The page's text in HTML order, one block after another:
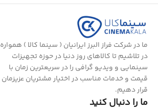
ما در شرکت فراز البرز ایرانیان ( سینما کالا ) همواره
در تلاشیم تا کالاهای روز دنیا در حوزه تجهیزات
سینمایی و ویدیو گرافی را در سریعترین زمان با
قیمت و خدمات مناسب در اختیار مشتریان عزیزمان
قرار دهیم.
ما را دنبال کنید